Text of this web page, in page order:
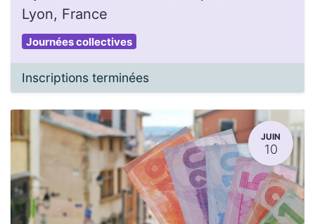
Lyon, France
Journées collectives
Inscriptions terminées
JUIN
10